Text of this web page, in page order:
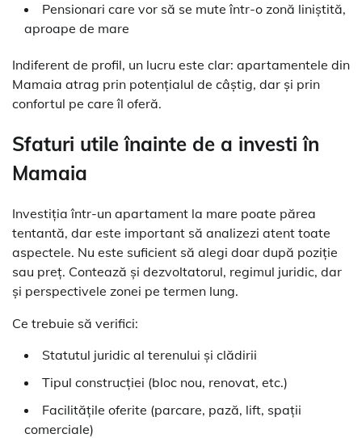
Pensionari care vor să se mute într-o zonă liniștită,
aproape de mare
Indiferent de profil, un lucru este clar: apartamentele din
Mamaia atrag prin potențialul de câștig, dar și prin
confortul pe care îl oferă.
Sfaturi utile înainte de a investi în
Mamaia
Investiția într-un apartament la mare poate părea
tentantă, dar este important să analizezi atent toate
aspectele. Nu este suficient să alegi doar după poziție
sau preț. Contează și dezvoltatorul, regimul juridic, dar
și perspectivele zonei pe termen lung.
Ce trebuie să verifici:
Statutul juridic al terenului și clădirii
Tipul construcției (bloc nou, renovat, etc.)
Facilitățile oferite (parcare, pază, lift, spații
comerciale)